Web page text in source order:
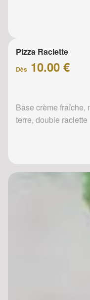
Pizza Raclette
Dès 10.00 €
Base crème fraîche,
terre, double raclette